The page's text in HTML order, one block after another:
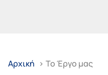
Αρχική > Το Έργο μας